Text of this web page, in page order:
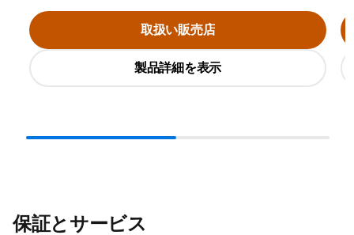
取扱い販売店
製品詳細を表示
保証とサービス